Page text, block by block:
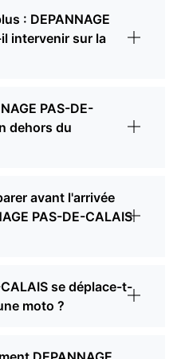
: DEPANNAGE
intervenir sur la
PAS-DE-
dehors du
avant l'arrivée
PAS-DE-CALAIS
se déplace-t-
moto ?